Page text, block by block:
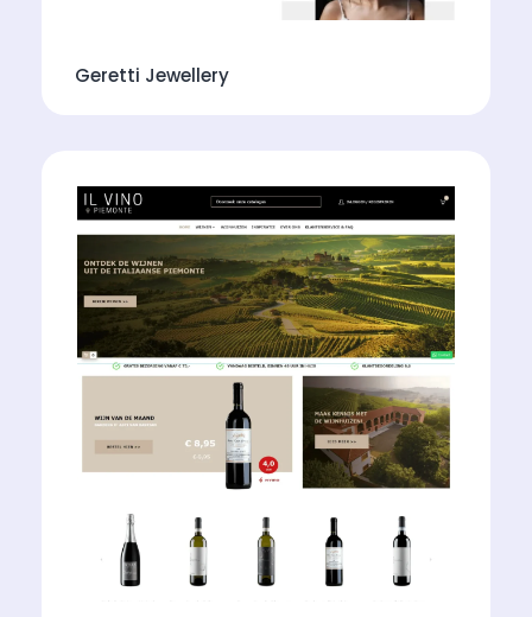
Geretti Jewellery